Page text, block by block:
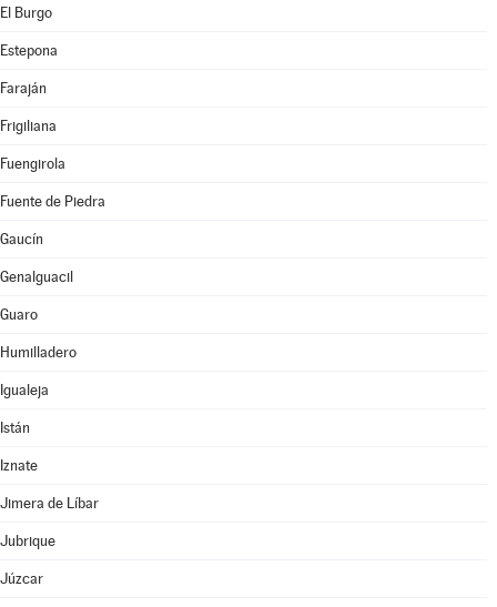
El Burgo
Estepona
Faraján
Frigiliana
Fuengirola
Fuente de Piedra
Gaucín
Genalguacil
Guaro
Humilladero
Igualeja
Istán
Iznate
Jimera de Líbar
Jubrique
Júzcar